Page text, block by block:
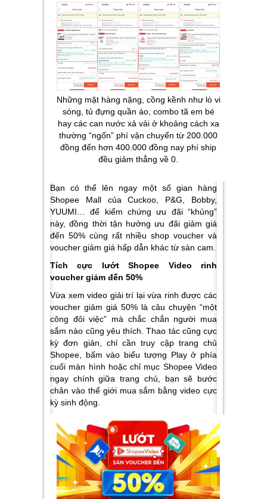
Những mặt hàng nặng, cồng kềnh như lò vi
sóng, tủ đựng quần áo, combo tã em bé
hay các can nước xả vải ở khoảng cách xa
thường “ngốn” phí vận chuyển từ 200.000
đồng đến hơn 400.000 đồng nay phí ship
đều giảm thẳng về 0.
Bạn có thể lên ngay một số gian hàng
Shopee Mall của Cuckoo, P&G, Bobby,
YUUMI… để kiểm chứng ưu đãi “khủng”
này, đồng thời tận hưởng ưu đãi giảm giá
đến 50% cùng rất nhiều shop voucher và
voucher giảm giá hấp dẫn khác từ sàn cam.
Tích cực lướt Shopee Video rinh
voucher giảm đến 50%
Vừa xem video giải trí lại vừa rinh được các
voucher giảm giá 50% là câu chuyện “một
công đôi việc” mà chắc chắn người mua
sắm nào cũng yêu thích. Thao tác cũng cực
kỳ đơn giản, chỉ cần truy cập trang chủ
Shopee, bấm vào biểu tượng Play ở phía
cuối màn hình hoặc chỉ mục Shopee Video
ngay chính giữa trang chủ, bạn sẽ bước
chân vào thế giới mua sắm bằng video cực
kỳ sinh động.